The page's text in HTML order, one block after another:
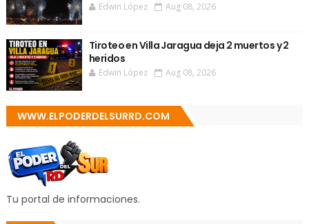
Edwin López Aug 08, 2026
Tiroteo en Villa Jaragua deja 2 muertos y 2
heridos
Edwin López Aug 08, 2026
WWW.ELPODERDELSURRD.COM
Tu portal de informaciones.